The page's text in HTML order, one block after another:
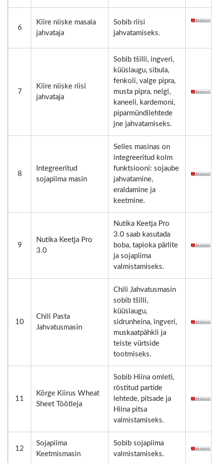
6
Kiire niiske masala
jahvataja
Sobib riisi
jahvatamiseks.
7
Kiire niiske riisi
jahvataja
Sobib tšilli, ingveri,
küüslaugu, sibula,
fenkoli, valge pipra,
musta pipra, nelgi,
kaneeli, kardemoni,
piparmündilehtede
jne jahvatamiseks.
8
Integreeritud
sojapiima masin
Selles masinas on
integreeritud kolm
funktsiooni: sojaube
jahvatamine,
eraldamine ja
keetmine.
9
Nutika Keetja Pro
3.0
Nutika Keetja Pro
3.0 saab kasutada
boba, tapioka pärlite
ja sojapiima
valmistamiseks.
10
Chili Pasta
Jahvatusmasin
Chili Jahvatusmasin
sobib tšilli,
küüslaugu,
sidrunheina, ingveri,
muskaatpähkli ja
teiste vürtside
tootmiseks.
11
Kõrge Kiirus Wheat
Sheet Töötleja
Sobib Hiina omleti,
röstitud partide
lehtede, pitsade ja
Hiina pitsa
valmistamiseks.
12
Sojapiima
Keetmismasin
Sobib sojapiima
valmistamiseks.